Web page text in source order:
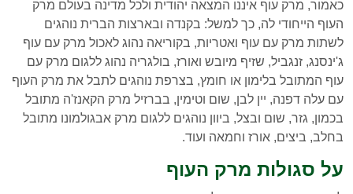
כאמור, מרק עוף איננו המצאה יהודית ולכל מדינה בעולם מרק
העוף הייחודי לה, כך למשל: בקנדה ובארצות הברית נוהגים
לשתות מרק עם עוף ואטריות, בקוריאה נהוג לאכול מרק עם עוף
ג'ינסנג, זנגביל, שזיף מיובש ואורז, בולגריה נהוג ללגום מרק עם
עוף המתובל בלימון או חומץ, בצרפת נוהגים לתבל את מרק העוף
עם עלה דפנה, יין לבן, שום וטימין, בברזיל מרק הקאנז'ה מתובל
בכמון, גזר, שום ובצל, ביוון נוהגים ללגום מרק אבגולמונו מתובל
בחלב, ביצים, אורז וחמאה ועוד.
על סגולות מרק העוף